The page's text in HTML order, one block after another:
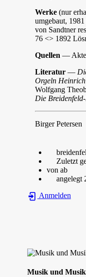
Werke (nur
umgebaut,
von Sandtner
76 <> 1892
Quellen —
Literatur —
Orgeln
Wolfgang
Die
Birger Petersen
Zuletzt
von ab
angelegt
Anmelden
Musik und